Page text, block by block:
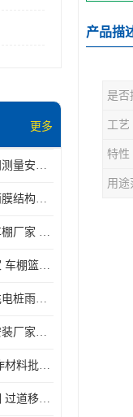
更多
广西膜结构厂家上门测量安装发货，厂家发货没有差价
厦门夜宵摊遮阳挡雨膜结构雨棚设计 上门测量 款式多
四川膜结构汽车停车棚厂家 款式多 提供报价
深圳膜结构雨棚厂家 车棚篮球场体育看台 规格多样
佛山市电动车雨棚充电桩雨棚小区电动车棚
佛山市膜结构车棚安装厂家发货安装
膜结构车棚 厂家制作材料批发安装一体式工厂
佛山大型架空电动棚 过道移动雨蓬 屋轨道悬空棚免费测量
产品描
是否
工艺
特性
用途